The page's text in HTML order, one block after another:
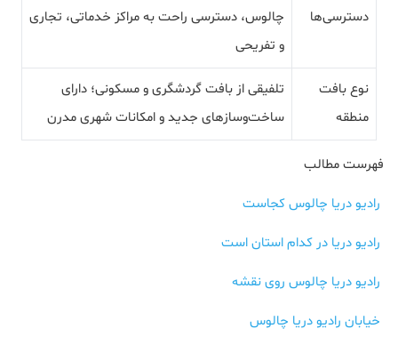
دسترسی‌ها
چالوس، دسترسی راحت به مراکز خدماتی، تجاری
و تفریحی
نوع بافت
منطقه
تلفیقی از بافت گردشگری و مسکونی؛ دارای
ساخت‌وسازهای جدید و امکانات شهری مدرن
فهرست مطالب
رادیو دریا چالوس کجاست
رادیو دریا در کدام استان است
رادیو دریا چالوس روی نقشه
خیابان رادیو دریا چالوس